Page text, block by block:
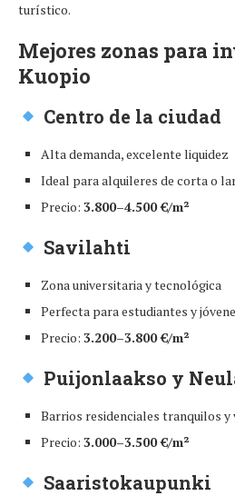
turístico.
Mejores zonas para
Kuopio
Centro de la ciudad
Alta demanda, excelente liquidez
Ideal para alquileres de corta o
Precio: 3.800–4.500 €/m²
Savilahti
Zona universitaria y tecnológica
Perfecta para estudiantes y
Precio: 3.200–3.800 €/m²
Puijonlaakso y
Barrios residenciales tranquilos y
Precio: 3.000–3.500 €/m²
Saaristokaupunki